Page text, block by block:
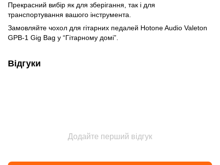
Прекрасний вибір як для зберігання, так і для
транспортування вашого інструмента.
Замовляйте чохол для гітарних педалей Hotone Audio Valeton
GPB-1 Gig Bag у “Гітарному домі”.
Відгуки
Додайте перший відгук